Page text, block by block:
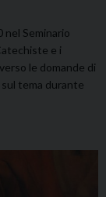
nel Seminario
e i
le domande di
tema durante